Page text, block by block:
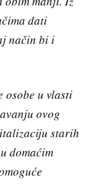
dati
način bi i
osobe u vlasti
ovog
starih
domaćim